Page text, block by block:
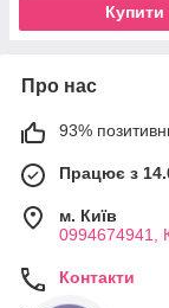
Купити
Про нас
93%
Працює з
м. Київ
0994674941,
Контакти